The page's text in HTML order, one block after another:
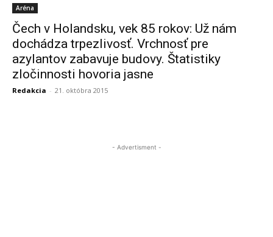
Aréna
Čech v Holandsku, vek 85 rokov: Už nám
dochádza trpezlivosť. Vrchnosť pre
azylantov zabavuje budovy. Štatistiky
zločinnosti hovoria jasne
Redakcia - 21. októbra 2015
- Advertisment -